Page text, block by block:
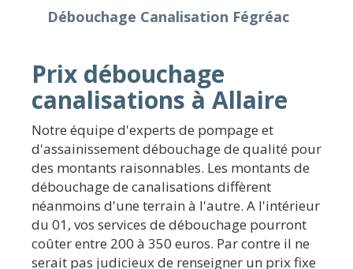
Débouchage Canalisation Fégréac
Prix débouchage
canalisations à Allaire
Notre équipe d'experts de pompage et
d'assainissement débouchage de qualité pour
des montants raisonnables. Les montants de
débouchage de canalisations diffèrent
néanmoins d'une terrain à l'autre. A l'intérieur
du 01, vos services de débouchage pourront
coûter entre 200 à 350 euros. Par contre il ne
serait pas judicieux de renseigner un prix fixe